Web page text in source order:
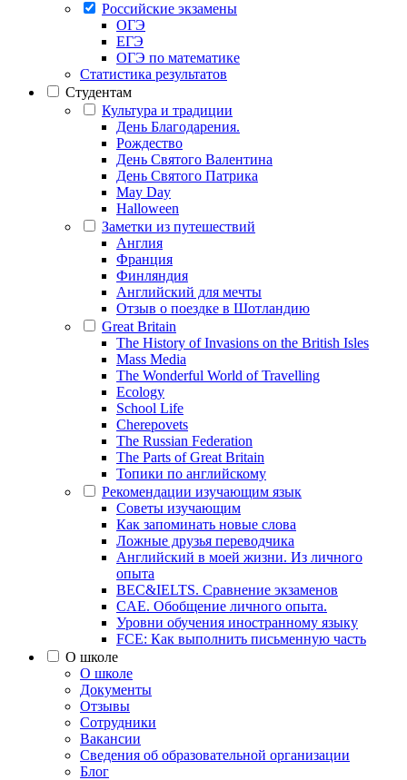
Российские экзамены
ОГЭ
ЕГЭ
ОГЭ по математике
Статистика результатов
Студентам
Культура и традиции
День Благодарения.
Рождество
День Святого Валентина
День Святого Патрика
May Day
Halloween
Заметки из путешествий
Англия
Франция
Финляндия
Английский для мечты
Отзыв о поездке в Шотландию
Great Britain
The History of Invasions on the British Isles
Mass Media
The Wonderful World of Travelling
Ecology
School Life
Cherepovets
The Russian Federation
The Parts of Great Britain
Топики по английскому
Рекомендации изучающим язык
Советы изучающим
Как запоминать новые слова
Ложные друзья переводчика
Английский в моей жизни. Из личного
опыта
BEC&IELTS. Сравнение экзаменов
CAE. Обобщение личного опыта.
Уровни обучения иностранному языку
FCE: Как выполнить письменную часть
О школе
О школе
Документы
Отзывы
Сотрудники
Вакансии
Сведения об образовательной организации
Блог